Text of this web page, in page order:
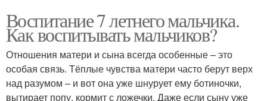
Воспитание 7 летнего мальчика.
Как воспитывать мальчиков?
Отношения матери и сына всегда особенные – это
особая связь. Тёплые чувства матери часто берут верх
над разумом – и вот она уже шнурует ему ботиночки,
вытирает попу, кормит с ложечки. Даже если сыну уже